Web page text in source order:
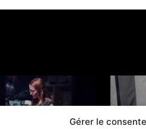
Gérer le
CONDITION